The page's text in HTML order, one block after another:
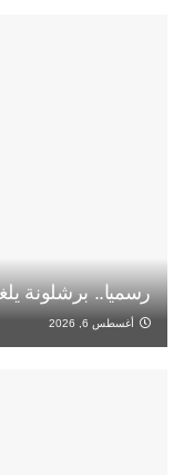
رسميا.. برشلونة
أغسطس 6, 2026